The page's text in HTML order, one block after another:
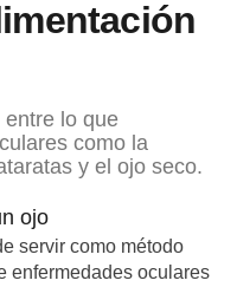
lo que
como la
y el ojo seco.
servir como método
enfermedades oculares